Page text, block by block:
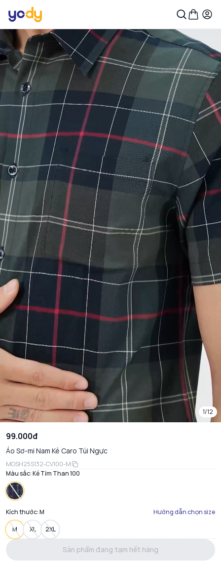
1/12
99.000đ
Áo Sơ-mi Nam Kẻ Caro Túi Ngực
MOSH25S132-CV100-M
Màu sắc:Kẻ Tím Than 100
Kích thước:M Hướng dẫn chọn size
M XL 2XL
Sản phẩm đang tạm hết hàng